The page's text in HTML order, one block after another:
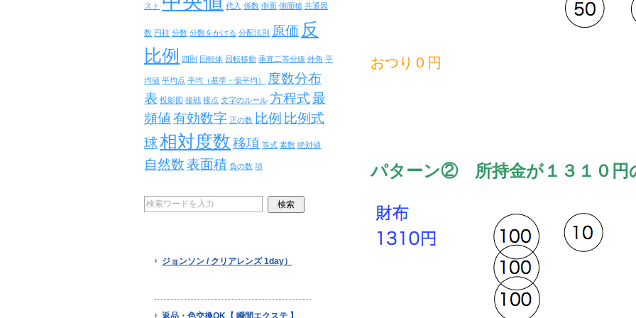
おつり０円
パターン② 所持金が１３１０円
スト 代入 係数 側面 側面積 共通因
数 円柱 分数 分数をかける 分配法則 原価 反
比例
四則 回転体 回転移動 垂直二等分線 外角 平
均値 平均点 平均（基準・仮平均）
度数分布
表 投影図 接戦 接点 文字のルール 方程式最
頻値有効数字 正の数 比例 比例式
球相対度数移項 等式 素数 絶対値
自然数表面積 負の数 項